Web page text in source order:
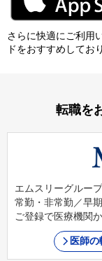
さらに快適にご利⽤
ドをおすすめしてお
転職を
エムスリーグルー
常勤・非常勤／早
ご登録で医療機関
医師